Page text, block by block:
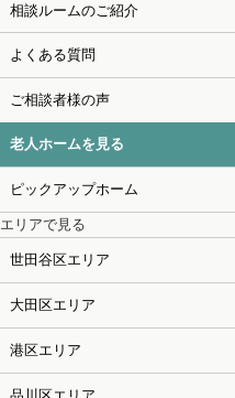
相談ルームのご紹介
よくある質問
ご相談者様の声
老人ホームを見る
ピックアップホーム
エリアで見る
世田谷区エリア
大田区エリア
港区エリア